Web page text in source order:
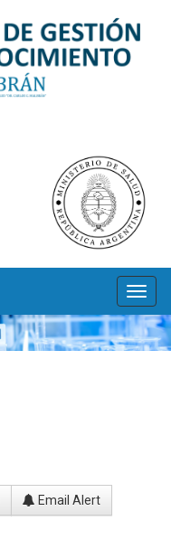
Email Alert